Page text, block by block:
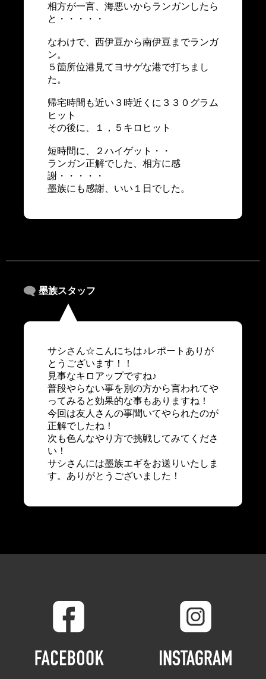
相方が一言、海悪いからランガンしたら
と・・・・・
なわけで、西伊豆から南伊豆までランガ
ン。
５箇所位港見てヨサゲな港で打ちまし
た。
帰宅時間も近い３時近くに３３０グラム
ヒット
その後に、１，５キロヒット
短時間に、２ハイゲット・・
ランガン正解でした、相方に感
謝・・・・・
墨族にも感謝、いい１日でした。
墨族スタッフ
サシさん☆こんにちは♪レポートありが
とうございます！！
見事なキロアップですね♪
普段やらない事を別の方から言われてや
ってみると効果的な事もありますね！
今回は友人さんの事聞いてやられたのが
正解でしたね！
次も色んなやり方で挑戦してみてくださ
い！
サシさんには墨族エギをお送りいたしま
す。ありがとうございました！